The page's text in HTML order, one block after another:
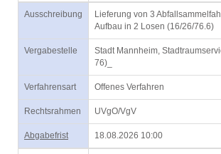
Ausschreibung
Lieferung von 3
Aufbau in 2 Losen (16/26/76.6)
Vergabestelle
Stadt Mannheim,
76)_
Verfahrensart Offenes Verfahren
Rechtsrahmen UVgO/VgV
Abgabefrist 18.08.2026 10:00